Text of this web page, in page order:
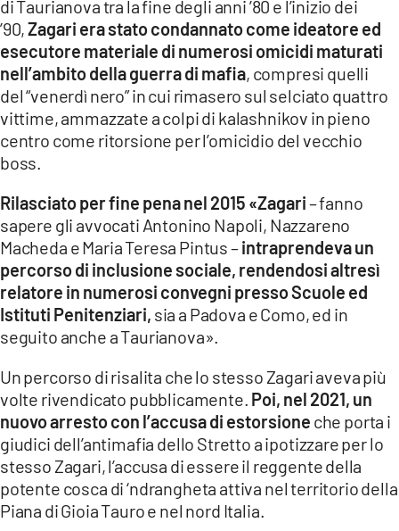
App
ANDROID
APPLE
di Taurianova tra la fine degli anni ’80 e l’inizio dei
’90,Zagari era stato condannato come ideatore ed
esecutore materiale di numerosi omicidi maturati
nell’ambito della guerra di mafia, compresi quelli
del “venerdì nero” in cui rimasero sul selciato quattro
vittime, ammazzate a colpi di kalashnikov in pieno
centro come ritorsione per l’omicidio del vecchio
boss.
Rilasciato per fine pena nel 2015 «Zagari– fanno
sapere gli avvocati Antonino Napoli, Nazzareno
Macheda e Maria Teresa Pintus –intraprendeva un
percorso di inclusione sociale, rendendosi altresì
relatore in numerosi convegni presso Scuole ed
Istituti Penitenziari, sia a Padova e Como, ed in
seguito anche a Taurianova».
Un percorso di risalita che lo stesso Zagari aveva più
volte rivendicato pubblicamente. Poi, nel 2021, un
nuovo arresto con l’accusa di estorsione che porta i
giudici dell’antimafia dello Stretto a ipotizzare per lo
stesso Zagari, l’accusa di essere il reggente della
potente cosca di ‘ndrangheta attiva nel territorio della
Piana di Gioia Tauro e nel nord Italia.